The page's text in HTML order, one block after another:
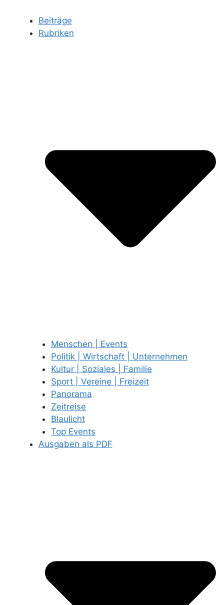
Beiträge
Rubriken
Menschen | Events
Politik | Wirtschaft | Unternehmen
Kultur | Soziales | Familie
Sport | Vereine | Freizeit
Panorama
Zeitreise
Blaulicht
Top Events
Ausgaben als PDF